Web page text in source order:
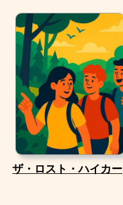
ザ・ロスト・ハイカー